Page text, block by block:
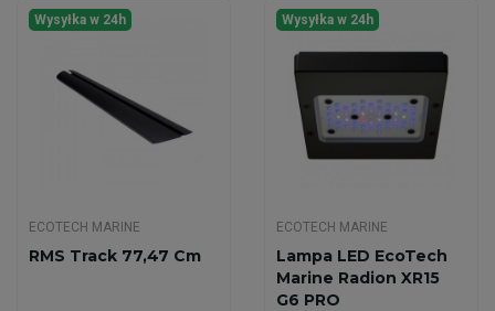
Wysyłka w 24h
ECOTECH MARINE
RMS Track 77,47 Cm
Wysyłka w 24h
ECOTECH MARINE
Lampa LED EcoTech
Marine Radion XR15
G6 PRO